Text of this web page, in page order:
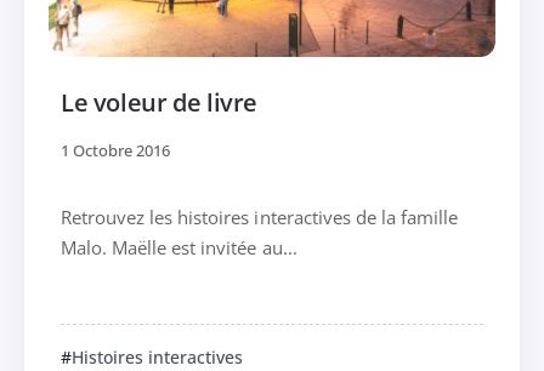
Le voleur de livre
1 Octobre 2016
Retrouvez les histoires interactives de la famille
Malo. Maëlle est invitée au...
Histoires interactives